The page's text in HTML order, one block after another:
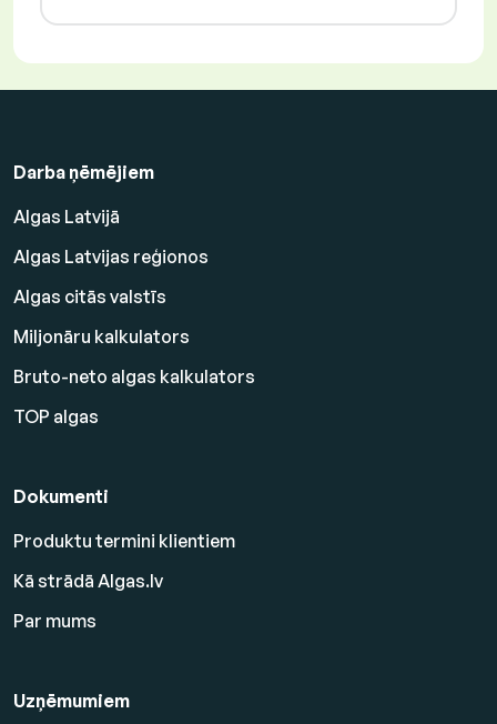
Darba ņēmējiem
Algas Latvijā
Algas Latvijas reģionos
Algas citās valstīs
Miljonāru kalkulators
Bruto-neto algas kalkulators
TOP algas
Dokumenti
Produktu termini klientiem
Kā strādā Algas.lv
Par mums
Uzņēmumiem